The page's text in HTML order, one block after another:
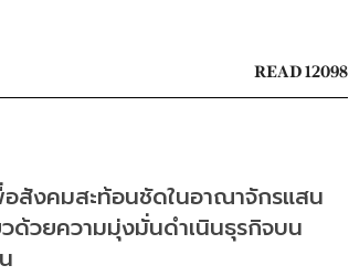
READ 12098
อสังคมสะท้อนชัดในอาณาจักรแสน
ด้วยความมุ่งมั่นดำเนินธุรกิจบน